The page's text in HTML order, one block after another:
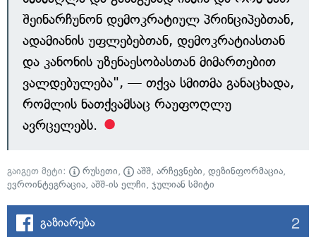
შეინარჩუნონ დემოკრატიულ პრინციპებთან,
ადამიანის უფლებებთან, დემოკრატიასთან
და კანონის უზენაესობასთან მიმართებით
ვალდებულება", — თქვა სმითმა განაცხადა,
რომლის ნათქვამსაც რაუფოღლუ
ავრცელებს.
გაიგეთ მეტი: რუსეთი, აშშ, არჩევნები, დეზინფორმაცია,
ევროინტეგრაცია, აშშ-ის ელჩი, ჯულიან სმიტი
გაზიარება 2